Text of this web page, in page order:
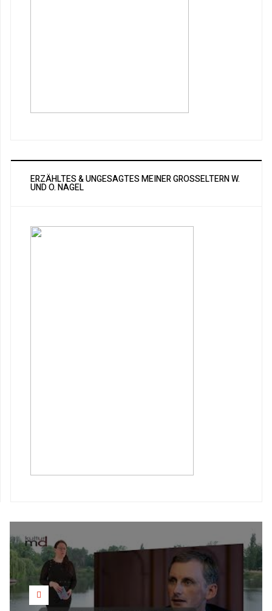
ERZÄHLTES & UNGESAGTES MEINER GROSSELTERN W. U
ND O. NAGEL